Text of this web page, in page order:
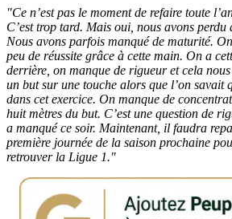
"Ce n’est pas le moment de refaire toute
C’est trop tard. Mais oui, nous avons perdu
Nous avons parfois manqué de maturité.
peu de réussite grâce à cette main. On a
derrière, on manque de rigueur et cela
un but sur une touche alors que l’on savait
dans cet exercice. On manque de
huit mètres du but. C’est une question de
a manqué ce soir. Maintenant, il faudra
première journée de la saison prochaine
retrouver la Ligue 1."